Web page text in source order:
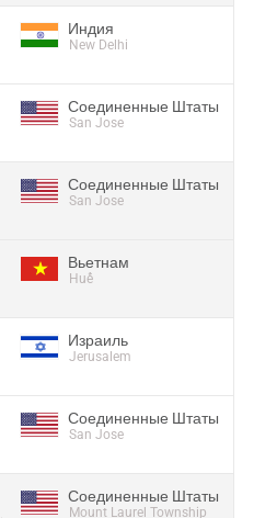
Индия
New Delhi
Соединенные Штаты
San Jose
Соединенные Штаты
San Jose
Вьетнам
Huế
Израиль
Jerusalem
Соединенные Штаты
San Jose
Соединенные Штаты
Mount Laurel Township